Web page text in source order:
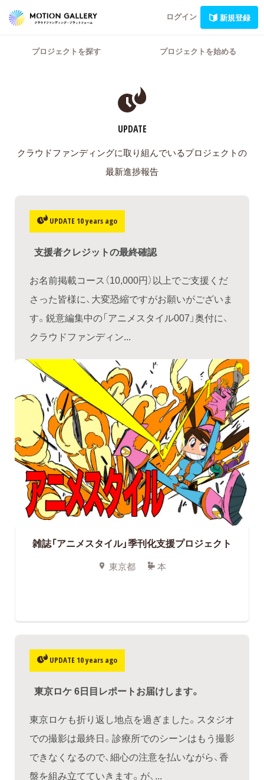
ログイン 新規登録
プロジェクトを探す プロジェクトを始める
UPDATE
クラウドファンディングに取り組んでいるプロジェクトの
最新進捗報告
UPDATE 10 years ago
​支援者クレジットの最終確認
お名前掲載コース（10,000円）以上でご支援くだ
さった皆様に、大変恐縮ですがお願いがございま
す。鋭意編集中の「アニメスタイル007」奥付に、
クラウドファンディン...
雑誌「アニメスタイル」季刊化支援プロジェクト
東京都 本
UPDATE 10 years ago
東京ロケ 6日目レポートお届けします。
東京ロケも折り返し地点を過ぎました。スタジオ
での撮影は最終日。診療所でのシーンはもう撮影
できなくなるので、細心の注意を払いながら、香
盤を組み立てていきます。が、...